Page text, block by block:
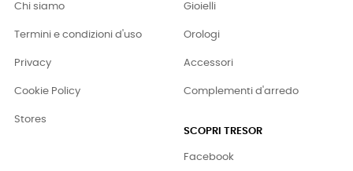
Chi siamo
Termini e condizioni d'uso
Privacy
Cookie Policy
Stores
Gioielli
Orologi
Accessori
Complementi d'arredo
SCOPRI TRESOR
Facebook